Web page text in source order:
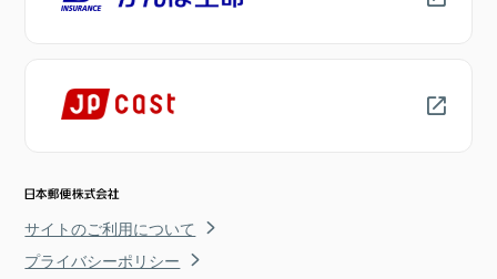
サイトのご利用について
プライバシーポリシー